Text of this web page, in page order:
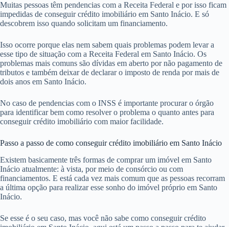
Muitas pessoas têm pendencias com a Receita Federal e por isso ficam
impedidas de conseguir crédito imobiliário em Santo Inácio. E só
descobrem isso quando solicitam um financiamento.
Isso ocorre porque elas nem sabem quais problemas podem levar a
esse tipo de situação com a Receita Federal em Santo Inácio. Os
problemas mais comuns são dívidas em aberto por não pagamento de
tributos e também deixar de declarar o imposto de renda por mais de
dois anos em Santo Inácio.
No caso de pendencias com o INSS é importante procurar o órgão
para identificar bem como resolver o problema o quanto antes para
conseguir crédito imobiliário com maior facilidade.
Passo a passo de como conseguir crédito imobiliário em Santo Inácio
Existem basicamente três formas de comprar um imóvel em Santo
Inácio atualmente: à vista, por meio de consórcio ou com
financiamentos. E está cada vez mais comum que as pessoas recorram
a última opção para realizar esse sonho do imóvel próprio em Santo
Inácio.
Se esse é o seu caso, mas você não sabe como conseguir crédito